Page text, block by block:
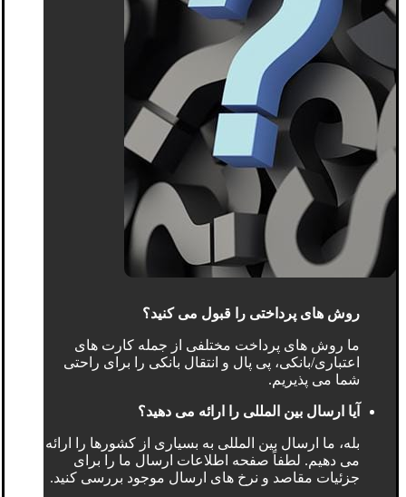
روش های پرداختی را قبول می کنید؟
ما روش های پرداخت مختلفی از جمله کارت های
اعتباری/بانکی، پی پال و انتقال بانکی را برای راحتی
شما می پذیریم.
آیا ارسال بین المللی را ارائه می دهید؟
بله، ما ارسال بین المللی به بسیاری از کشورها را ارائه
می دهیم. لطفاً صفحه اطلاعات ارسال ما را برای
جزئیات مقاصد و نرخ های ارسال موجود بررسی کنید.